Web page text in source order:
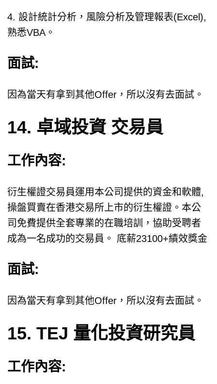
4. 設計統計分析，風險分析及管理報表(Excel),
熟悉VBA。
面試:
因為當天有拿到其他Offer，所以沒有去面試。
14. 卓域投資 交易員
工作內容:
衍生權證交易員運用本公司提供的資金和軟體,
操盤買賣在香港交易所上市的衍生權證。本公
司免費提供全套專業的在職培訓，協助受聘者
成為一名成功的交易員。 底薪23100+績效獎金
面試:
因為當天有拿到其他Offer，所以沒有去面試。
15. TEJ 量化投資研究員
工作內容: